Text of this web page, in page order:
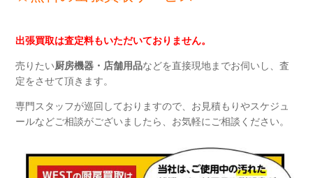
出張買取は査定料もいただいておりません。
売りたい厨房機器・店舗用品などを直接現地までお伺いし、査
定をさせて頂きます。
専門スタッフが巡回しておりますので、 お見積もりやスケジュ
ールなどご相談がございましたら、お気軽にご相談ください。